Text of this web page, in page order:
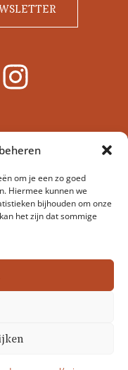
om je een zo goed
Hiermee kunnen we
bijhouden om onze
het zijn dat sommige
Nederland
vac